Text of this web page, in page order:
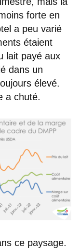
forte en
a peu varié
étaient
lait payé aux
dans un
élevé.
a chuté.
ce paysage.